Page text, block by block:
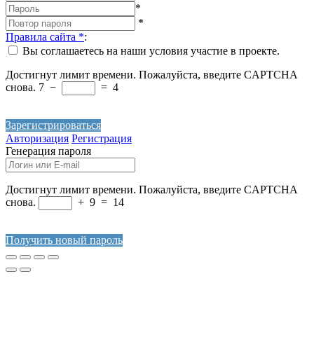
*
*
Правила сайта *:
Вы соглашаетесь на наши условия участие в проекте.
Достигнут лимит времени. Пожалуйста, введите CAPTCHA
снова. 7 − = 4
Зарегистрироваться
Авторизация Регистрация
Генерация пароля
Достигнут лимит времени. Пожалуйста, введите CAPTCHA
снова.
+ 9 = 14
Получить новый пароль